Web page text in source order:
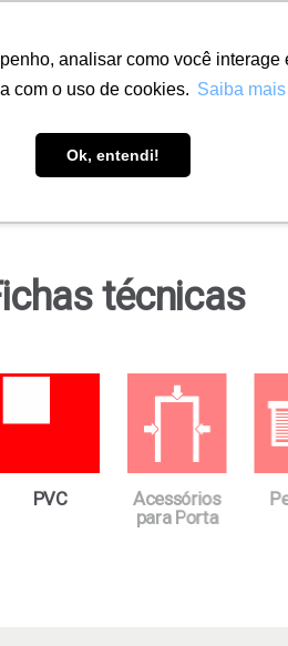
analisar como você
com o uso de cookies. Saiba mais
Ok, entendi!
Onde encontrar
técnicas
PVC
Acessórios
para Porta